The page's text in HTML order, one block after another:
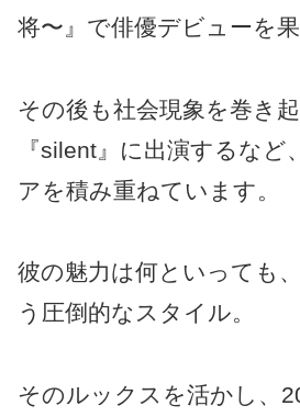
将〜』で俳優デビューを
その後も社会現象を巻き
『silent』に出演するなど
アを積み重ねています。
彼の魅力は何といっても
う圧倒的なスタイル。
そのルックスを活かし、